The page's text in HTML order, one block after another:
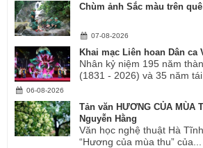
Chùm ảnh Sắc màu trên
07-08-2026
Khai mạc Liên hoan Dân ca
Nhân kỷ niệm 195 năm
(1831 - 2026) và 35 năm
06-08-2026
Tản văn HƯƠNG CỦA MÙA
Nguyễn Hằng
Văn học nghệ thuật Hà
“Hương của mùa thu” của...